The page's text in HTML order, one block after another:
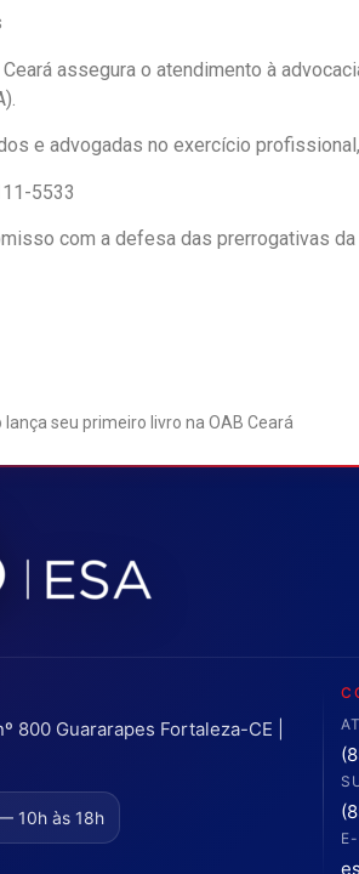
assegura o atendimento à
e advogadas no exercício
5533
com a defesa das prerrogativas
lança seu primeiro livro na OAB Ceará
800 Guararapes Fortaleza-CE |
10h às 18h